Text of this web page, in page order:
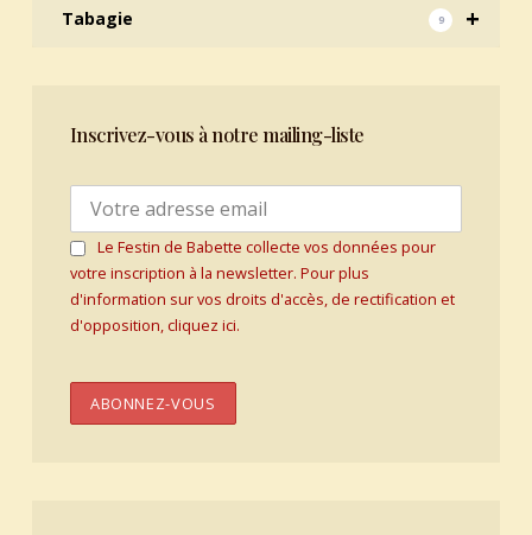
+
Tabagie 9
Inscrivez-vous à notre mailing-liste
Le Festin de Babette collecte vos données pour
votre inscription à la newsletter. Pour plus
d'information sur vos droits d'accès, de rectification et
d'opposition, cliquez ici.